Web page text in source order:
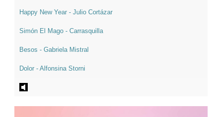
Happy New Year - Julio Cortázar
Simón El Mago - Carrasquilla
Besos - Gabriela Mistral
Dolor - Alfonsina Storni